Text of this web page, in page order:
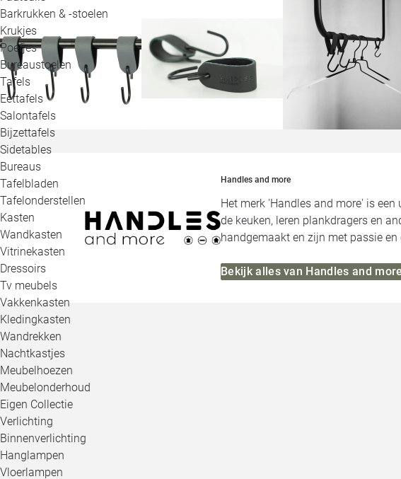
Barkrukken & -stoelen
Krukjes
Poefjes
Bureaustoelen
Tafels
Eettafels
Salontafels
Bijzettafels
Sidetables
Bureaus
Tafelbladen
Tafelonderstellen
Kasten
Wandkasten
Vitrinekasten
Dressoirs
Tv meubels
Vakkenkasten
Kledingkasten
Wandrekken
Nachtkastjes
Meubelhoezen
Meubelonderhoud
Eigen Collectie
Verlichting
Binnenverlichting
Hanglampen
Vloerlampen
Handles and more
Het merk 'Handles and more' is
de keuken, leren plankdragers en
handgemaakt en zijn met passie
Bekijk alles van Handles and more